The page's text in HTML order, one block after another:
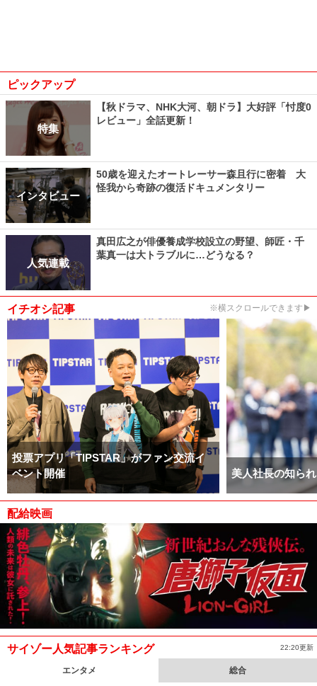
ピックアップ
特集
【秋ドラマ、NHK大河、朝ドラ】大好評「忖度0
レビュー」全話更新！
インタビュー
50歳を迎えたオートレーサー森且行に密着 大
怪我から奇跡の復活ドキュメンタリー
人気連載
真田広之が俳優養成学校設立の野望、師匠・千
葉真一は大トラブルに…どうなる？
イチオシ記事 ※横スクロールできます▶
投票アプリ「TIPSTAR」がファン交流イ
ベント開催
美人社長の知ら
配給映画
サイゾー人気記事ランキング 22:20更新
エンタメ 総合